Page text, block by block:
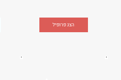
הצג פרופיל